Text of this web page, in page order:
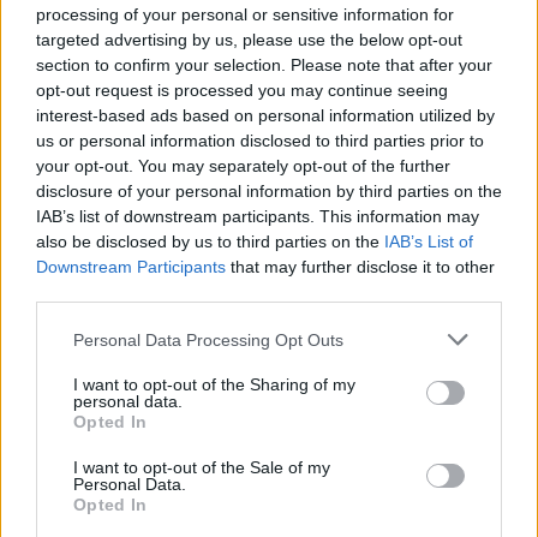
processing of your personal or sensitive information for
targeted advertising by us, please use the below opt-out
section to confirm your selection. Please note that after your
opt-out request is processed you may continue seeing
interest-based ads based on personal information utilized by
us or personal information disclosed to third parties prior to
your opt-out. You may separately opt-out of the further
disclosure of your personal information by third parties on the
IAB’s list of downstream participants. This information may
also be disclosed by us to third parties on the IAB’s List of
Downstream Participants that may further disclose it to other
Please note that this website/app uses one or more Google
not limited to your visit or usage behaviour. You may click to
grant or deny consent to Google and its third-party tags to
use your data for below specified purposes in below Google
consent section.
Personal Data Processing Opt Outs
I want to opt-out of the Sharing of my
personal data.
Opted In
I want to opt-out of the Sale of my
Personal Data.
Opted In
Αναλυτικά η ανακοίνωση του μεσίτη έχει ως
“Στις 4 Ιουλίου του 2022, έγινε δεκτή ομόφωνα
κατόπιν θετικής εισαγγελικής πρότασης από το Β’
Μικτό Ορκωτό Εφετείο Αθηνών, η αίτησή μου για
την αναστολή εκτέλεσης της ποινής μου.